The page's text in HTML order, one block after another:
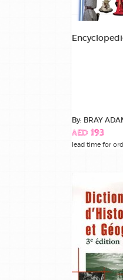
By: BRAY
AED 193
lead time for